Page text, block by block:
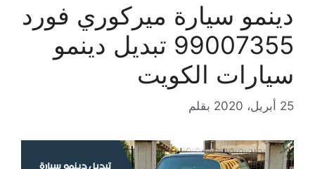
دينمو سيارة ميركوري فورد
99007355 تبديل دينمو
سيارات الكويت
25 أبريل، 2020 بقلم